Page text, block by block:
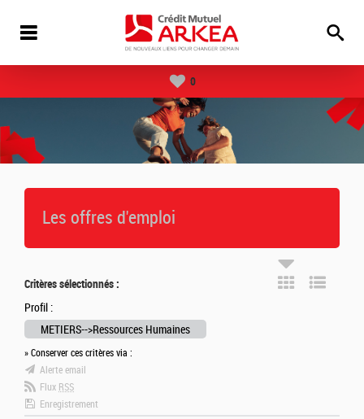
0
Les offres d'emploi
Critères sélectionnés :
Profil :
METIERS-->Ressources Humaines
» Conserver ces critères via :
Alerte email
Flux RSS
Enregistrement